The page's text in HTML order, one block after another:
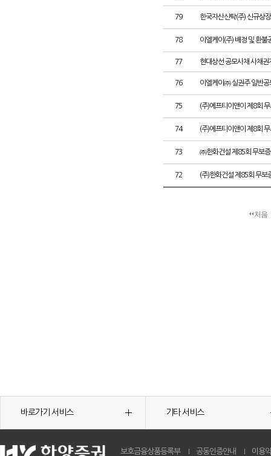
79 한국자산신탁(주) 신규상
78 이엘케이(주) 배정 및 환불
77 현대상선 공모사채 사채권
76 이엘케이㈜ 실권주 일반공
75 (주)에프티이앤이 제8회
74 (주)에프티이앤이 제8회
73 ㈜한화건설 제85회 무보
72 (주)한화건설 제85회 무보
처음
바로가기 서비스 기타 서비스
보호금융상품등록부 공동인증안내 이용